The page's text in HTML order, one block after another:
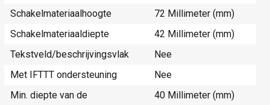
Schakelmateriaalhoogte
72 Millimeter (mm)
Schakelmateriaaldiepte
42 Millimeter (mm)
Tekstveld/beschrijvingsvlak
Nee
Met IFTTT ondersteuning
Nee
Min. diepte van de
40 Millimeter (mm)